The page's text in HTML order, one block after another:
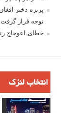
پرتره دختر
توجه قرار گرفت
خطای اعوجاج
انتخاب لنزک